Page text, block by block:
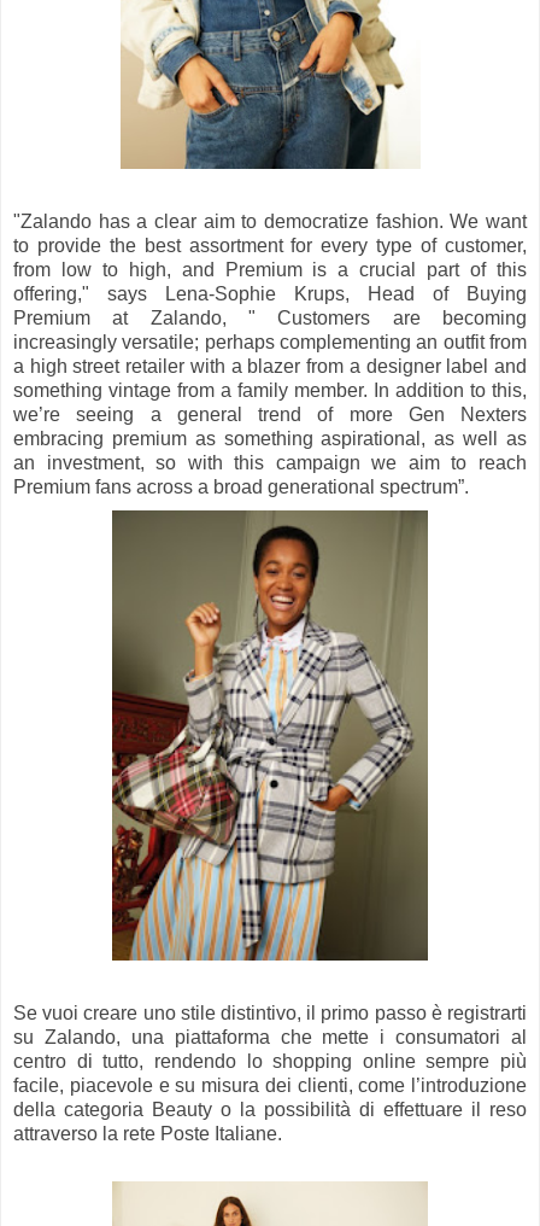
"Zalando has a clear aim to democratize fashion. We want
to provide the best assortment for every type of customer,
from low to high, and Premium is a crucial part of this
offering," says Lena-Sophie Krups, Head of Buying
Premium at Zalando, " Customers are becoming
increasingly versatile; perhaps complementing an outfit from
a high street retailer with a blazer from a designer label and
something vintage from a family member. In addition to this,
we’re seeing a general trend of more Gen Nexters
embracing premium as something aspirational, as well as
an investment, so with this campaign we aim to reach
Premium fans across a broad generational spectrum”.
Se vuoi creare uno stile distintivo, il primo passo è registrarti
su Zalando, una piattaforma che mette i consumatori al
centro di tutto, rendendo lo shopping online sempre più
facile, piacevole e su misura dei clienti, come l’introduzione
della categoria Beauty o la possibilità di effettuare il reso
attraverso la rete Poste Italiane.